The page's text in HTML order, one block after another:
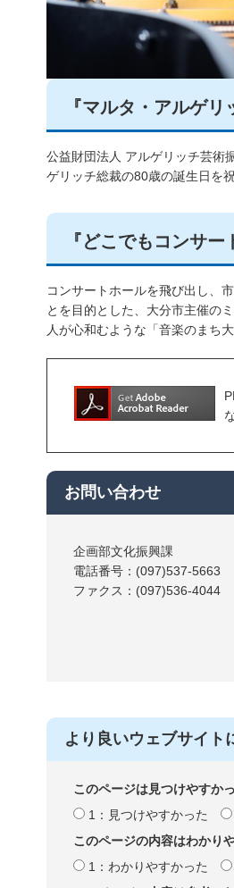
『マルタ・アルゲ
公益財団法人 アルゲリッチ芸術
ゲリッチ総裁の80歳の誕生日を
『どこでもコンサー
コンサートホールを飛び出し、
とを目的とした、大分市主催の
人が心和むような「音楽のまち
お問い合わせ
企画部文化振興課
電話番号：(097)537-5663
ファクス：(097)536-4044
より良いウェブサイト
このページは見つけやすか
1：見つけやすかった
このページの内容はわかり
1：わかりやすかった